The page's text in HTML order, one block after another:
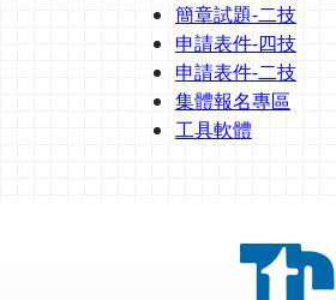
簡章試題-二技
申請表件-四技
申請表件-二技
集體報名專區
工具軟體